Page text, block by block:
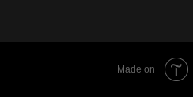
Made on